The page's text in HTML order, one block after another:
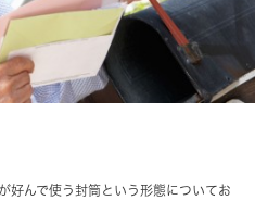
好んで使う封筒という形態についてお